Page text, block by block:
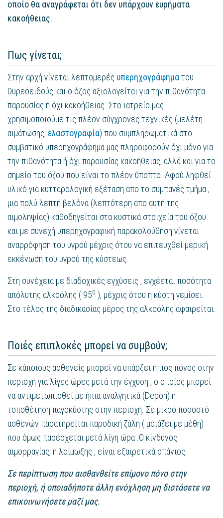
οποίο θα αναγράφεται ότι δεν υπάρχουν ευρήματα
κακοήθειας.
Πως γίνεται;
Στην αρχή γίνεται λεπτομερές υπερηχογράφηματου
θυρεοειδούς και ο όζος αξιολογείται για την πιθανότητα
παρουσίας ή όχι κακοήθειας. Στο ιατρείο μας
χρησιμοποιούμε τις πλέον σύγχρονες τεχνικές (μελέτη
αιμάτωσης, ελαστογραφία) που συμπληρωματικά στο
συμβατικό υπερηχογράφημα μας πληροφορούν όχι μόνο για
την πιθανότητα ή όχι παρουσίας κακοήθειας, αλλά και για το
σημείο του όζου που είναι το πλέον ύποπτο. Αφού ληφθεί
υλικό για κυτταρολογική εξέταση απο το συμπαγές τμήμα ,
μια πολύ λεπτή βελόνα (λεπτότερη απο αυτή της
αιμοληψίας) καθοδηγείται στα κυστικά στοιχεία του όζου
και με συνεχή υπερηχογραφική παρακολούθηση γίνεται
αναρρόφηση του υγρού μέχρις ότου να επιτευχθεί μερική
εκκένωση του υγρού της κύστεως.
Στη συνέχεια με διαδοχικές εγχύσεις , εγχέεται ποσότητα
απόλυτης αλκοόλης ( 950 ), μέχρις ότου η κύστη γεμίσει.
Στο τέλος της διαδικασίας μέρος της αλκοόλης αφαιρείται.
Ποιές επιπλοκές μπορεί να συμβούν;
Σε κάποιους ασθενείς μπορεί να υπάρξει ήπιος πόνος στην
περιοχή για λίγες ώρες μετά την έγχυση , ο οποίος μπορεί
να αντιμετωπισθεί με ήπια αναλγητικά (Depon) ή
τοποθέτηση παγοκύστης στην περιοχή. Σε μικρό ποσοστό
ασθενών παρατηρείται παροδική ζάλη ( μοιάζει με μέθη)
που όμως παρέρχεται μετά λίγη ώρα .Ο κίνδυνος
αιμορραγίας, ή λοίμωξης , είναι εξαιρετικά σπάνιος.
Σε περίπτωση που αισθανθείτε επίμονο πόνο στην
περιοχή, ή οποιαδήποτε άλλη ενόχληση μη διστάσετε να
επικοινωνήσετε μαζί μας.